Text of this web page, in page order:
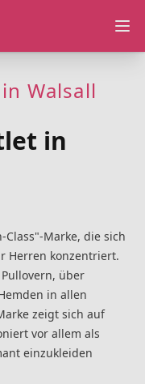
Walsall
in
Class"-Marke, die sich
Herren konzentriert.
über
in allen
zeigt sich auf
vor allem als
einzukleiden